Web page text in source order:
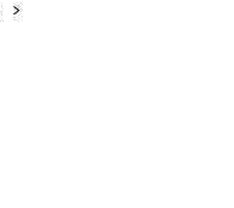
>